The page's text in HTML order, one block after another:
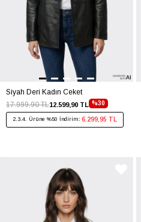
Siyah Deri Kadın Ceket
%30
12.599,90 TL
17.999,90 TL
2.3.4. Ürüne %50 İndirim: 6.299,95 TL